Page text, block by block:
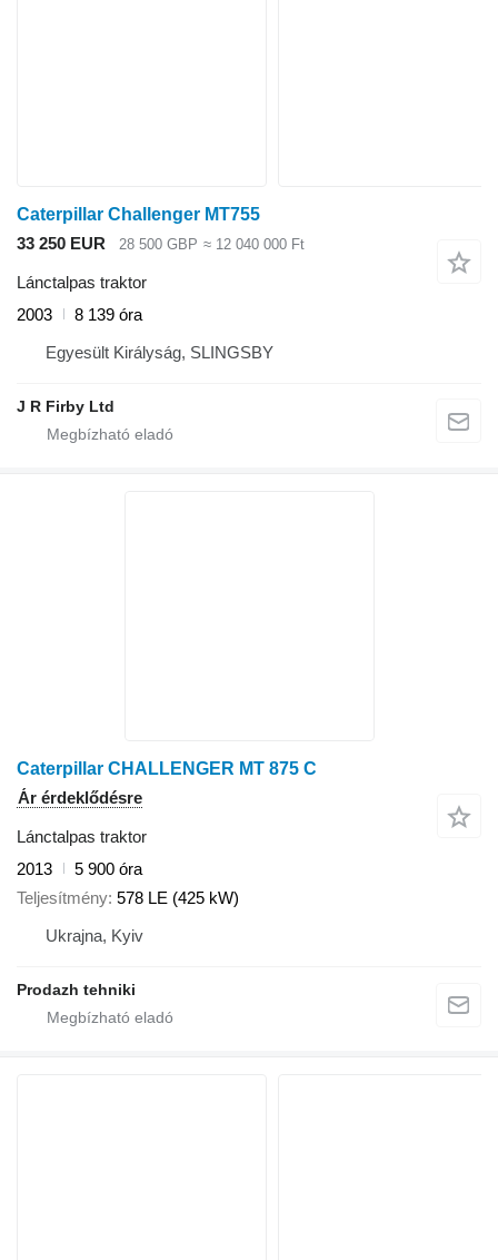
Caterpillar Challenger MT755
33 250 EUR
28 500 GBP ≈ 12 040 000 Ft
Lánctalpas traktor
2003
8 139 óra
Egyesült Királyság, SLINGSBY
J R Firby Ltd
Caterpillar CHALLENGER MT 875 C
Ár érdeklődésre
Lánctalpas traktor
2013
5 900 óra
Teljesítmény 578 LE (425 kW)
Ukrajna, Kyiv
Prodazh tehniki